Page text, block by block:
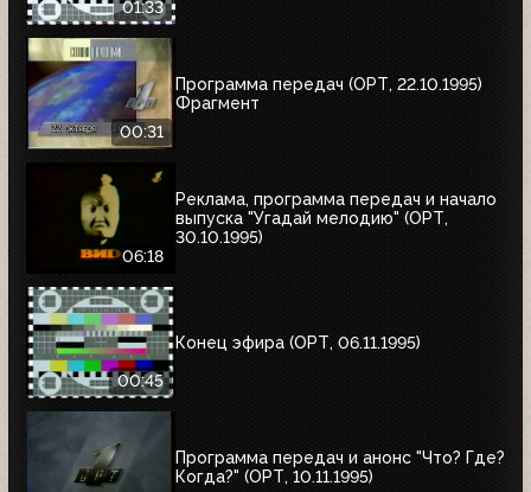
01:33
00:31
Программа передач (ОРТ, 22.10.1995)
Фрагмент
06:18
Реклама, программа передач и начало
выпуска "Угадай мелодию" (ОРТ,
30.10.1995)
00:45
Конец эфира (ОРТ, 06.11.1995)
Программа передач и анонс "Что? Где?
Когда?" (ОРТ, 10.11.1995)